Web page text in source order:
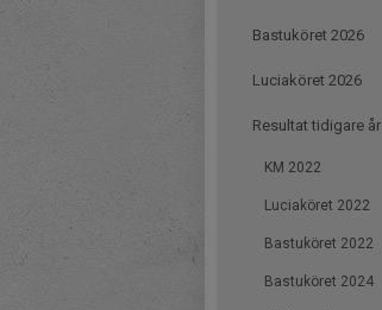
Bastuköret 2026
Luciaköret 2026
Resultat tidigare år
KM 2022
Luciaköret 2022
Bastuköret 2022
Bastuköret 2024